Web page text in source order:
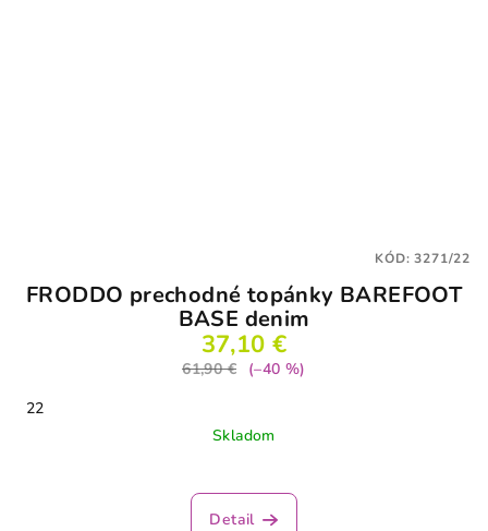
FRODDO prechodné topánky BAREFOOT
BASE denim
37,10 €
61,90 €
(–40 %)
22
Skladom
Detail
KÓD:3271/22